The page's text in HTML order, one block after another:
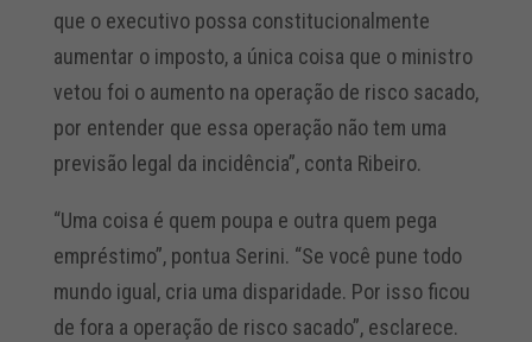
que o executivo possa constitucionalmente
aumentar o imposto, a única coisa que o ministro
vetou foi o aumento na operação de risco sacado,
por entender que essa operação não tem uma
previsão legal da incidência”, conta Ribeiro.
“Uma coisa é quem poupa e outra quem pega
empréstimo”, pontua Serini. “Se você pune todo
mundo igual, cria uma disparidade. Por isso ficou
de fora a operação de risco sacado”, esclarece.